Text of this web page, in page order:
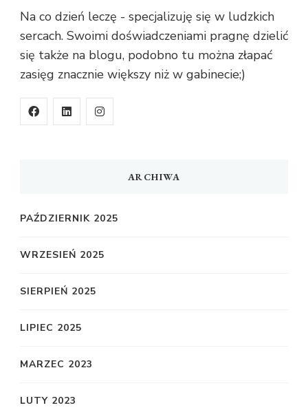
Na co dzień leczę - specjalizuję się w ludzkich
sercach. Swoimi doświadczeniami pragnę dzielić
się także na blogu, podobno tu można złapać
zasięg znacznie większy niż w gabinecie;)
ARCHIWA
PAŹDZIERNIK 2025
WRZESIEŃ 2025
SIERPIEŃ 2025
LIPIEC 2025
MARZEC 2023
LUTY 2023